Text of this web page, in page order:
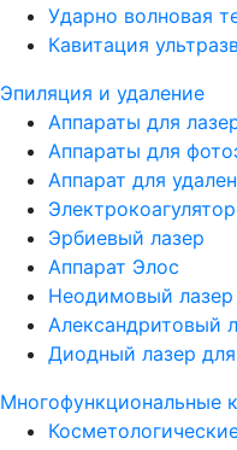
Ударно волновая
Кавитация
Эпиляция и удаление
Аппараты для
Аппараты для
Аппарат для
Электрокоагулятор
Эрбиевый лазер
Аппарат Элос
Неодимовый лазер
Александритовый
Диодный лазер
Многофункциональные